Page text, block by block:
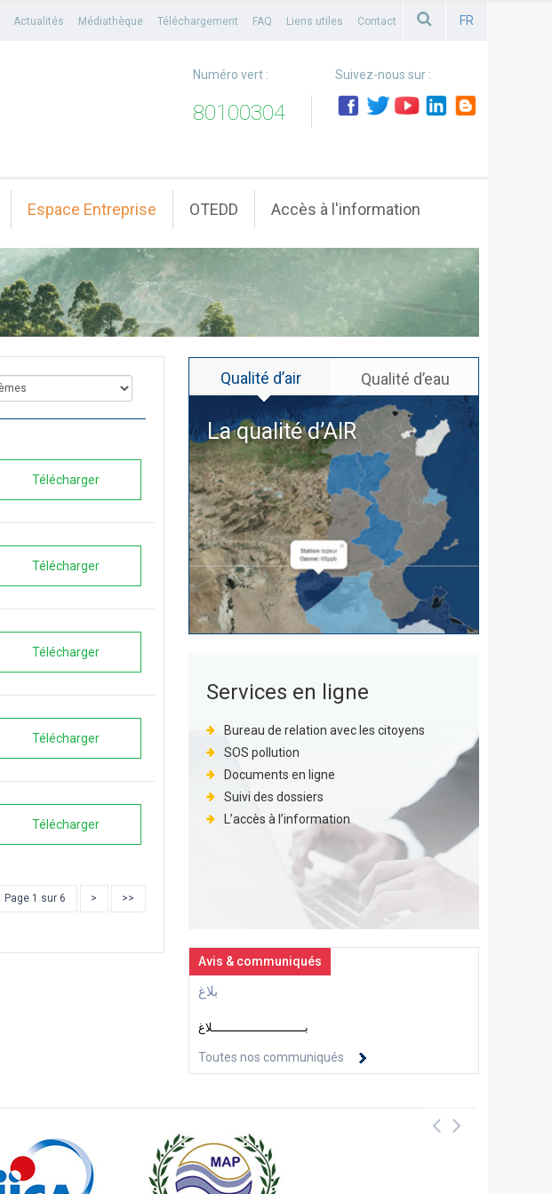
Actualités Médiathèque Téléchargement FAQ Liens utiles Contact FR
Numéro vert :
80100304
Suivez-nous sur :
Espace Entreprise OTEDD Accès à l'information
Télécharger
Télécharger
Télécharger
Télécharger
Télécharger
Page 1 sur 6 > >>
Qualité d’air Qualité d’eau
La qualité d’AIR
Services en ligne
Bureau de relation avec les citoyens
SOS pollution
Documents en ligne
Suivi des dossiers
L’accès à l’information
Avis & communiqués
بلاغ
بــــــــــــــــــــــــــلاغ
Toutes nos communiqués